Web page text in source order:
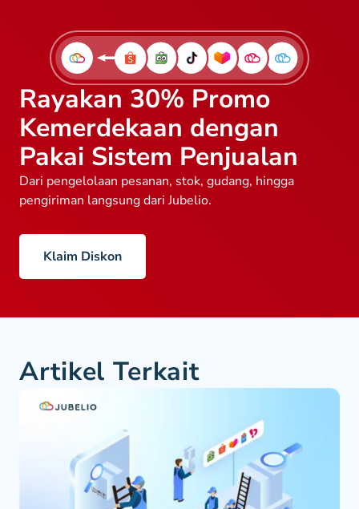
Rayakan 30% Promo
Kemerdekaan dengan
Pakai Sistem Penjualan
Dari pengelolaan pesanan, stok, gudang, hingga
pengiriman langsung dari Jubelio.
Klaim Diskon
Artikel Terkait